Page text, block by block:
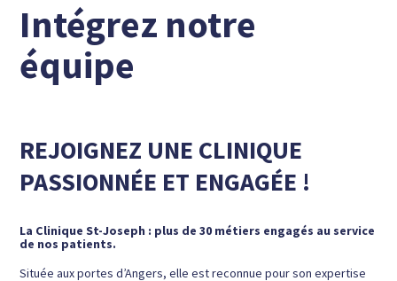
Intégrez notre
équipe
REJOIGNEZ UNE CLINIQUE
PASSIONNÉE ET ENGAGÉE !
La Clinique St-Joseph : plus de 30 métiers engagés au service
de nos patients.
Située aux portes d’Angers, elle est reconnue pour son expertise
des
articles